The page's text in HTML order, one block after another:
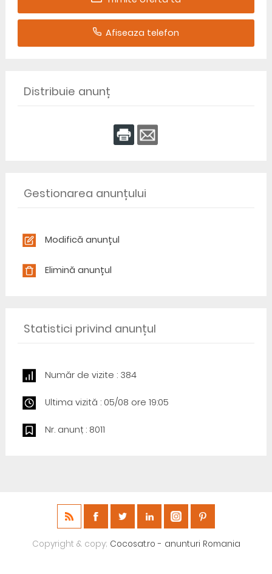
Afiseaza telefon
Distribuie anunț
Gestionarea anunțului
Modifică anunțul
Elimină anunțul
Statistici privind anunțul
Număr de vizite : 384
Ultima vizită : 05/08 ore 19:05
Nr. anunț : 8011
Copyright & copy; Cocosat.ro - anunturi Romania